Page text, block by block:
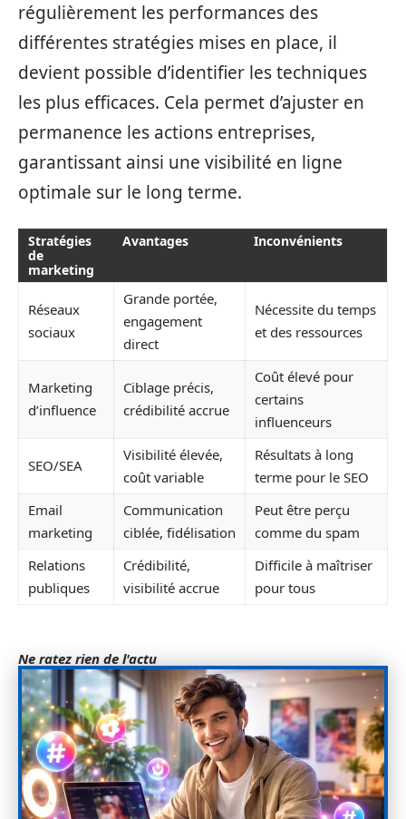
régulièrement les performances des
différentes stratégies mises en place, il
devient possible d’identifier les techniques
les plus efficaces. Cela permet d’ajuster en
permanence les actions entreprises,
garantissant ainsi une visibilité en ligne
optimale sur le long terme.
Stratégies
de
marketing
Avantages Inconvénients
Réseaux
sociaux
Grande portée,
engagement
direct
Nécessite du temps
et des ressources
Marketing
d’influence
Ciblage précis,
crédibilité accrue
Coût élevé pour
certains
influenceurs
SEO/SEA
Visibilité élevée,
coût variable
Résultats à long
terme pour le SEO
Email
marketing
Communication
ciblée, fidélisation
Peut être perçu
comme du spam
Relations
publiques
Crédibilité,
visibilité accrue
Difficile à maîtriser
pour tous
Ne ratez rien de l'actu